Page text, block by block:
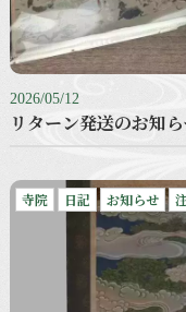
2026/05/12
リターン発送のお知
寺院 日記 お知らせ